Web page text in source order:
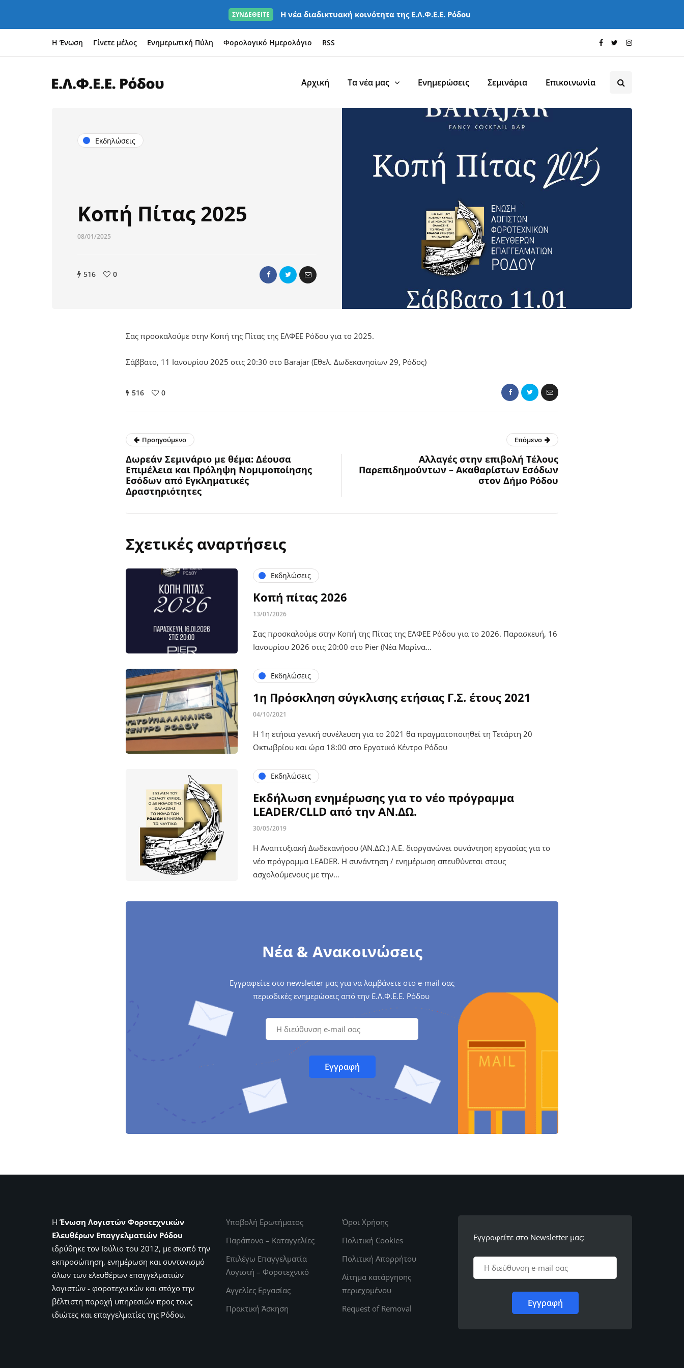
ΣΥΝΔΕΘΕΙΤΕ Η νέα διαδικτυακή κοινότητα της Ε.Λ.Φ.Ε.Ε. Ρόδου
Η Ένωση Γίνετε μέλος Ενημερωτική Πύλη Φορολογικό Ημερολόγιο RSS
Αρχική Τα νέα μας Ενημερώσεις Σεμινάρια Επικοινωνία
Εκδηλώσεις
Κοπή Πίτας 2025
08/01/2025
516 0
Σας προσκαλούμε στην Κοπή της Πίτας της ΕΛΦΕΕ Ρόδου για το 2025.
Σάββατο, 11 Ιανουρίου 2025 στις 20:30 στο Barajar (Εθελ. Δωδεκανησίων 29, Ρόδος)
516 0
Προηγούμενο
Δωρεάν Σεμινάριο με θέμα: Δέουσα
Επιμέλεια και Πρόληψη Νομιμοποίησης
Εσόδων από Εγκληματικές
Δραστηριότητες
Επόμενο
Αλλαγές στην επιβολή Τέλους
Παρεπιδημούντων – Ακαθαρίστων Εσόδων
στον Δήμο Ρόδου
Σχετικές αναρτήσεις
Εκδηλώσεις
Κοπή πίτας 2026
13/01/2026
Σας προσκαλούμε στην Κοπή της Πίτας της ΕΛΦΕΕ Ρόδου για το 2026. Παρασκευή, 16
Ιανουρίου 2026 στις 20:00 στο Pier (Νέα Μαρίνα…
Εκδηλώσεις
1η Πρόσκληση σύγκλισης ετήσιας Γ.Σ. έτους 2021
04/10/2021
Η 1η ετήσια γενική συνέλευση για το 2021 θα πραγματοποιηθεί τη Τετάρτη 20
Οκτωβρίου και ώρα 18:00 στο Εργατικό Κέντρο Ρόδου
Εκδηλώσεις
Εκδήλωση ενημέρωσης για το νέο πρόγραμμα
LEADER/CLLD από την ΑΝ.ΔΩ.
30/05/2019
Η Αναπτυξιακή Δωδεκανήσου (ΑΝ.ΔΩ.) Α.Ε. διοργανώνει συνάντηση εργασίας για το
νέο πρόγραμμα LEADER. Η συνάντηση / ενημέρωση απευθύνεται στους
ασχολούμενους με την…
Νέα & Ανακοινώσεις
Εγγραφείτε στο newsletter μας για να λαμβάνετε στο e-mail σας
περιοδικές ενημερώσεις από την Ε.Λ.Φ.Ε.Ε. Ρόδου
Η Ένωση Λογιστών Φοροτεχνικών
Ελευθέρων Επαγγελματιών Ρόδου
ιδρύθηκε τον Ιούλιο του 2012, με σκοπό την
εκπροσώπηση, ενημέρωση και συντονισμό
όλων των ελευθέρων επαγγελματιών
λογιστών - φοροτεχνικών και στόχο την
βέλτιστη παροχή υπηρεσιών προς τους
ιδιώτες και επαγγελματίες της Ρόδου.
Υποβολή Ερωτήματος
Παράπονα – Καταγγελίες
Επιλέγω Επαγγελματία
Λογιστή – Φοροτεχνικό
Αγγελίες Εργασίας
Πρακτική Άσκηση
Όροι Χρήσης
Πολιτική Cookies
Πολιτική Απορρήτου
Αίτημα κατάργησης
περιεχομένου
Request of Removal
Εγγραφείτε στο Newsletter μας: